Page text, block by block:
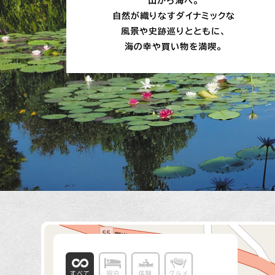
自然が織りなすダイナミックな
風景や史跡巡りとともに、
海の幸や買い物を満喫。
すべて 宿泊 体験 グルメ